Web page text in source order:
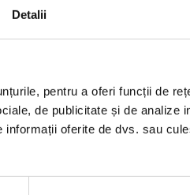
Detalii
pentru a oferi funcții de
de publicitate și de analize
oferite de dvs. sau